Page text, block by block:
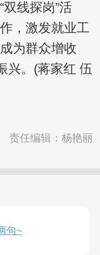
线探岗”活
，激发就业工
为群众增收
兴。(蒋家红 伍
责任编辑：杨艳丽
句~